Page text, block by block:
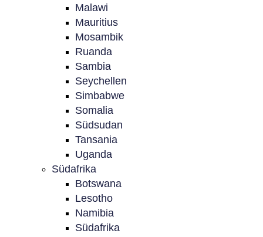
Malawi
Mauritius
Mosambik
Ruanda
Sambia
Seychellen
Simbabwe
Somalia
Südsudan
Tansania
Uganda
Südafrika
Botswana
Lesotho
Namibia
Südafrika